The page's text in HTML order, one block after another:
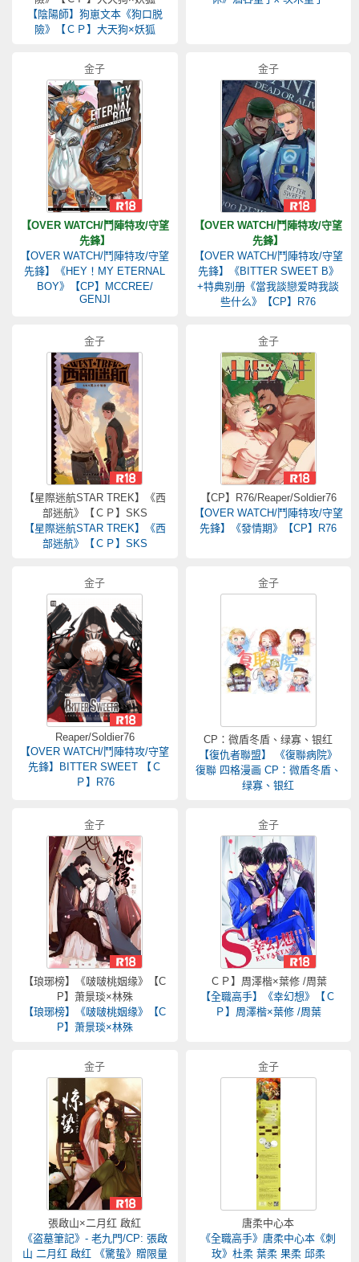
【陰陽師】狗崽文本《狗口脱
險》【ＣＰ】大天狗×妖狐
金子
【OVER WATCH/鬥陣特攻/守望
先鋒】
【OVER WATCH/鬥陣特攻/守望
先鋒】《HEY！MY ETERNAL
BOY》【CP】MCCREE/
GENJI
金子
【OVER WATCH/鬥陣特攻/守望
先鋒】
【OVER WATCH/鬥陣特攻/守望
先鋒】《BITTER SWEET B》
+特典别册《當我談戀爱時我談
些什么》【CP】R76
金子
【星際迷航STAR TREK】《西
部迷航》【ＣＰ】SKS
【星際迷航STAR TREK】《西
部迷航》【ＣＰ】SKS
金子
【CP】R76/Reaper/Soldier76
【OVER WATCH/鬥陣特攻/守望
先鋒】《發情期》【CP】R76
金子
Reaper/Soldier76
【OVER WATCH/鬥陣特攻/守望
先鋒】BITTER SWEET 【Ｃ
Ｐ】R76
金子
CP：微盾冬盾、绿寡、银红
【復仇者聯盟】 《復聯病院》
復聯 四格漫画 CP：微盾冬盾、
绿寡、银红
金子
【琅琊榜】《啵啵桃姻缘》【C
P】萧景琰×林殊
【琅琊榜】《啵啵桃姻缘》【C
P】萧景琰×林殊
金子
ＣＰ】周澤楷×葉修 /周葉
【全職高手】《幸幻想》【Ｃ
Ｐ】周澤楷×葉修 /周葉
金子
張啟山×二月红 啟紅
《盗墓筆記》- 老九門/CP: 張啟
山 二月红 啟红 《驚蛰》贈限量
金子
唐柔中心本
《全職高手》唐柔中心本《刺
玫》杜柔 葉柔 果柔 邱柔